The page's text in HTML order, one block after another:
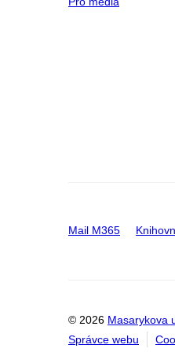
Mail M365
© 2026 Masarykova
Správce webu